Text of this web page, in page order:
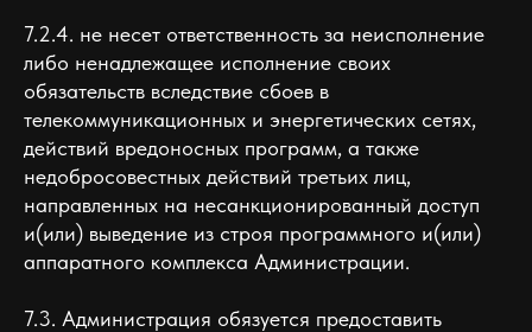
7.2.4. не несет ответственность за неисполнение
либо ненадлежащее исполнение своих
обязательств вследствие сбоев в
телекоммуникационных и энергетических сетях,
действий вредоносных программ, а также
недобросовестных действий третьих лиц,
направленных на несанкционированный доступ
и(или) выведение из строя программного и(или)
аппаратного комплекса Администрации.
7.3. Администрация обязуется предоставить